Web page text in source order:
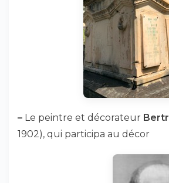
– Le peintre et décorateur
1902), qui participa au décor